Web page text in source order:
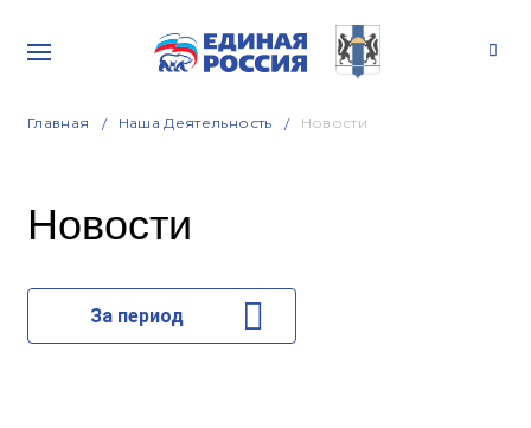
Главная Наша Деятельность Новости
Новости
За период